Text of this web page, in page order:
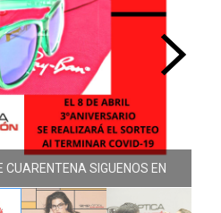
SIGUENOS EN